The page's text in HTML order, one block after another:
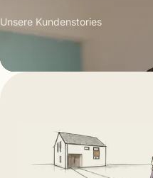
Unsere Kunden­stories